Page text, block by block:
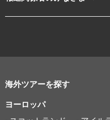
海外ツアーを探す
ヨーロッパ